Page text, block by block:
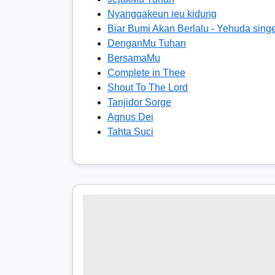
Nyanggakeun ieu kidung
Biar Bumi Akan Berlalu - Yehuda
DenganMu Tuhan
BersamaMu
Complete in Thee
Shout To The Lord
Tanjidor Sorge
Agnus Dei
Tahta Suci